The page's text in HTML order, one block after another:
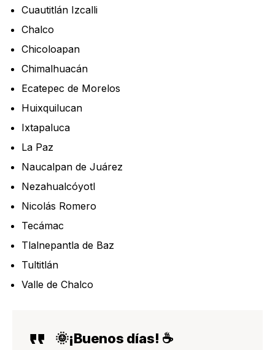
Cuautitlán Izcalli
Chalco
Chicoloapan
Chimalhuacán
Ecatepec de Morelos
Huixquilucan
Ixtapaluca
La Paz
Naucalpan de Juárez
Nezahualcóyotl
Nicolás Romero
Tecámac
Tlalnepantla de Baz
Tultitlán
Valle de Chalco
🌞¡Buenos días! ☕️